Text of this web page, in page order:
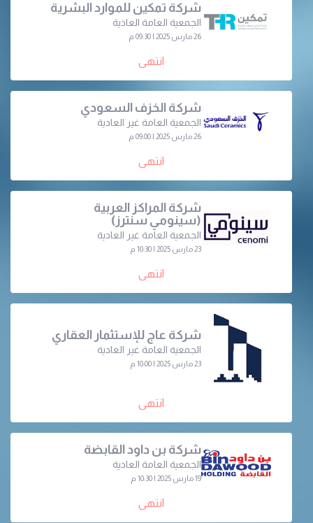
شركة تمكين للموارد البشرية
الجمعية العامة العادية
26 مارس 2025 | 09:30 م
انتهى
شركة الخزف السعودي
الجمعية العامة غير العادية
26 مارس 2025 | 09:00 م
انتهى
شركة المراكز العربية
(سينومي سنترز)
الجمعية العامة غير العادية
23 مارس 2025 | 10:30 م
انتهى
شركة عاج للإستثمار العقاري
الجمعية العامة غير العادية
23 مارس 2025 | 10:00 م
انتهى
شركة بن داود القابضة
الجمعية العامة العادية
19 مارس 2025 | 10:30 م
انتهى